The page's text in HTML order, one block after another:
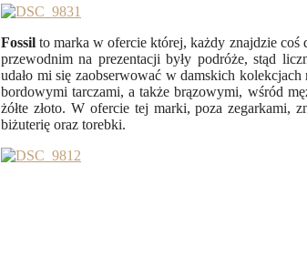
Fossil to marka w ofercie której, każdy znajdzie
przewodnim na prezentacji były podróże, stąd
udało mi się zaobserwować w damskich
bordowymi tarczami, a także brązowymi, wśród
żółte złoto. W ofercie tej marki, poza zegarkami,
biżuterię oraz torebki.